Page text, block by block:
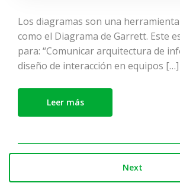
Los diagramas son una
como el Diagrama de Garrett. Este
para: “Comunicar arquitectura de
diseño de interacción en equipos […]
Leer más
Next